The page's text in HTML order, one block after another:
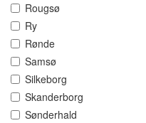
Rougsø
Ry
Rønde
Samsø
Silkeborg
Skanderborg
Sønderhald